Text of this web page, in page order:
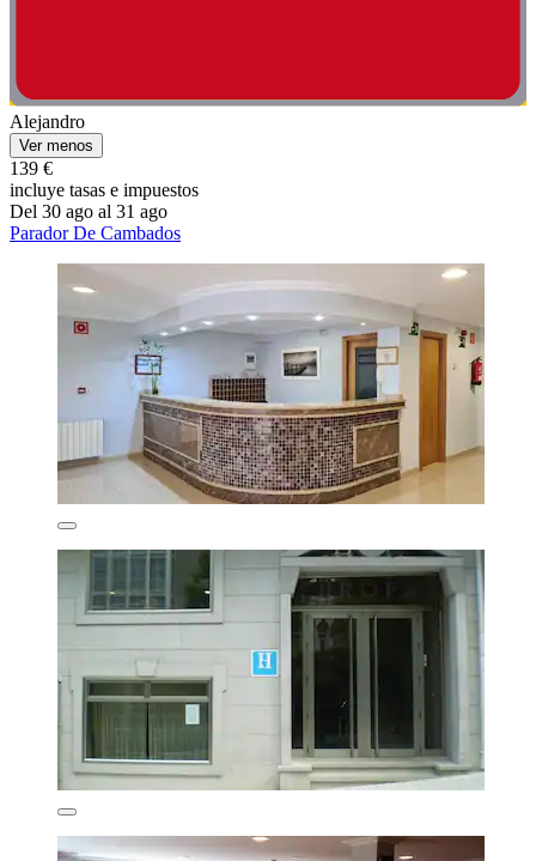
Alejandro
Ver menos
139 €
incluye tasas e impuestos
Del 30 ago al 31 ago
Parador De Cambados